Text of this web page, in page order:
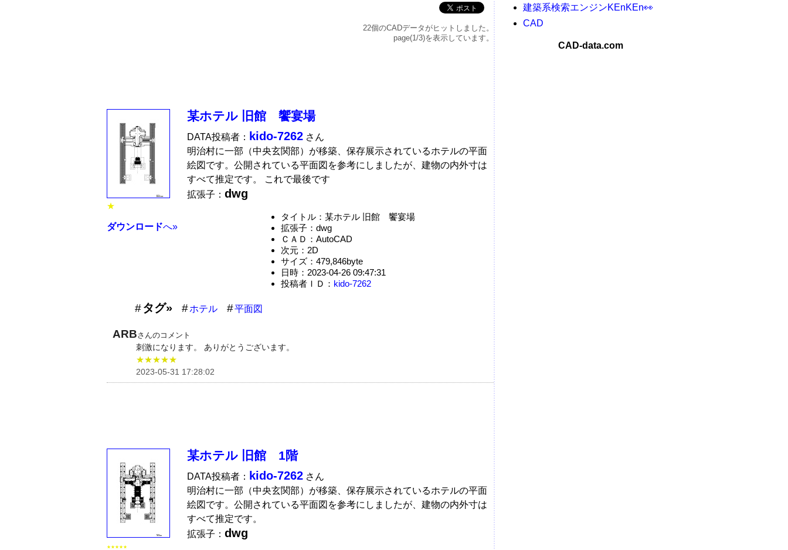
22個のCADデータがヒットしました。
page(1/3)を表示しています。
★
ダウンロードへ»
某ホテル 旧館 饗宴場
DATA投稿者： kido-7262 さん
明治村に一部（中央玄関部）が移築、保存展示されているホテルの平面
絵図です。公開されている平面図を参考にしましたが、建物の内外寸は
すべて推定です。 これで最後です
拡張子： dwg
タイトル：某ホテル 旧館 饗宴場
拡張子：dwg
ＣＡＤ：AutoCAD
次元：2D
サイズ：479,846byte
日時：2023-04-26 09:47:31
投稿者ＩＤ： kido-7262
タグ» ホテル 平面図
ARBさんのコメント
刺激になります。 ありがとうございます。
★★★★★
2023-05-31 17:28:02
★★★★★
某ホテル 旧館 1階
DATA投稿者： kido-7262 さん
明治村に一部（中央玄関部）が移築、保存展示されているホテルの平面
絵図です。公開されている平面図を参考にしましたが、建物の内外寸は
すべて推定です。
拡張子： dwg
建築系検索エンジンKEnKEn👀
CAD
CAD-data.com